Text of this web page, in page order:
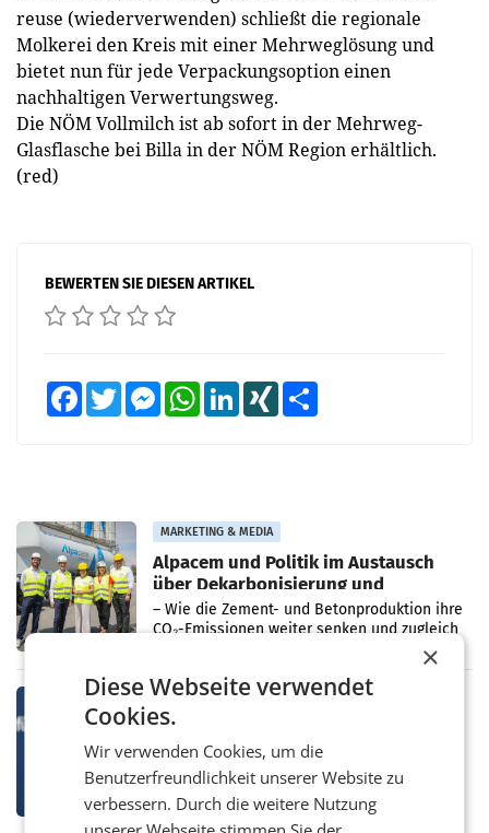
reuse (wiederverwenden) schließt die regionale
Molkerei den Kreis mit einer Mehrweglösung und
bietet nun für jede Verpackungsoption einen
nachhaltigen Verwertungsweg.
Die NÖM Vollmilch ist ab sofort in der Mehrweg-
Glasflasche bei Billa in der NÖM Region erhältlich.
(red)
BEWERTEN SIE DIESEN ARTIKEL
FacebookTwitter MessengerWhatsAppLinkedInXING
MARKETING & MEDIA
Alpacem und Politik im Austausch
über Dekarbonisierung und
Energiepreise
– Wie die Zement- und Betonproduktion ihre
CO₂-Emissionen weiter senken und zugleich
wettbewerbsfähig bleiben kann, war Thema
eines Treffens zwischen Staatssekretärin
Elisabeth
MARKETING & MEDIA
Studie zur Medienpräsenz: Wie
Österreichs ATX-Unternehmen
international wahrgenommen
werden
Österreichs börsennotierte Unternehmen
agieren längst auf internationalen Märkten.
Eine neue internationale
×
Diese Webseite verwendet
Cookies.
Wir verwenden Cookies, um die
Benutzerfreundlichkeit unserer Website zu
verbessern. Durch die weitere Nutzung